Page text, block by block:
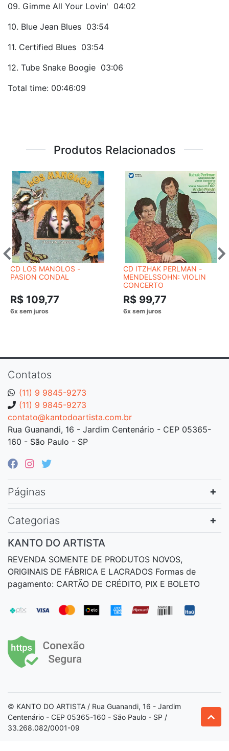
09. Gimme All Your Lovin' 04:02
10. Blue Jean Blues 03:54
11. Certified Blues 03:54
12. Tube Snake Boogie 03:06
Total time: 00:46:09
Produtos Relacionados
CD LOS MANOLOS -
PASION CONDAL
R$ 109,77
CD ITZHAK PERLMAN -
MENDELSSOHN: VIOLIN
CONCERTO
R$ 99,77
Contatos
(11) 9 9845-9273
(11) 9 9845-9273
contato@kantodoartista.com.br
Rua Guanandi, 16 - Jardim Centenário - CEP 05365-
160 - São Paulo - SP
Páginas
Categorias
KANTO DO ARTISTA
REVENDA SOMENTE DE PRODUTOS NOVOS,
ORIGINAIS DE FÁBRICA E LACRADOS Formas de
pagamento: CARTÃO DE CRÉDITO, PIX E BOLETO
© KANTO DO ARTISTA / Rua Guanandi, 16 - Jardim
Centenário - CEP 05365-160 - São Paulo - SP /
33.268.082/0001-09